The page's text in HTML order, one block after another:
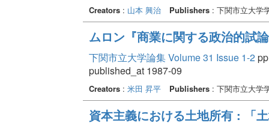
Creators: 山本 興治 Publishers: 下関市立大学
ムロン『商業に関する政治的試
下関市立大学論集 Volume 31 Issue 1-2
published_at 1987-09
Creators: 米田 昇平 Publishers: 下関市立大学
資本主義における土地所有 : 「